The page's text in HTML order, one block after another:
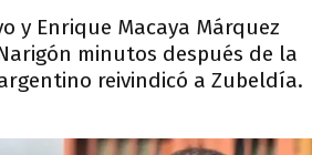
y Enrique Macaya Márquez
minutos después de la
reivindicó a Zubeldía.